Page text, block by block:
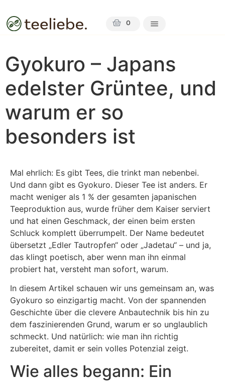
0
Gyokuro – Japans
edelster Grüntee, und
warum er so
besonders ist
Mal ehrlich: Es gibt Tees, die trinkt man nebenbei.
Und dann gibt es Gyokuro. Dieser Tee ist anders. Er
macht weniger als 1 % der gesamten japanischen
Teeproduktion aus, wurde früher dem Kaiser serviert
und hat einen Geschmack, der einen beim ersten
Schluck komplett überrumpelt. Der Name bedeutet
übersetzt „Edler Tautropfen“ oder „Jadetau“ – und ja,
das klingt poetisch, aber wenn man ihn einmal
probiert hat, versteht man sofort, warum.
In diesem Artikel schauen wir uns gemeinsam an, was
Gyokuro so einzigartig macht. Von der spannenden
Geschichte über die clevere Anbautechnik bis hin zu
dem faszinierenden Grund, warum er so unglaublich
schmeckt. Und natürlich: wie man ihn richtig
zubereitet, damit er sein volles Potenzial zeigt.
Wie alles begann: Ein